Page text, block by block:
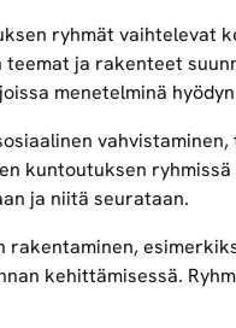
ryhmät vaihtelevat
teemat ja rakenteet
menetelminä
kuntoutuksen
ja niitä seurataan.
rakentaminen,
kehittämisessä.